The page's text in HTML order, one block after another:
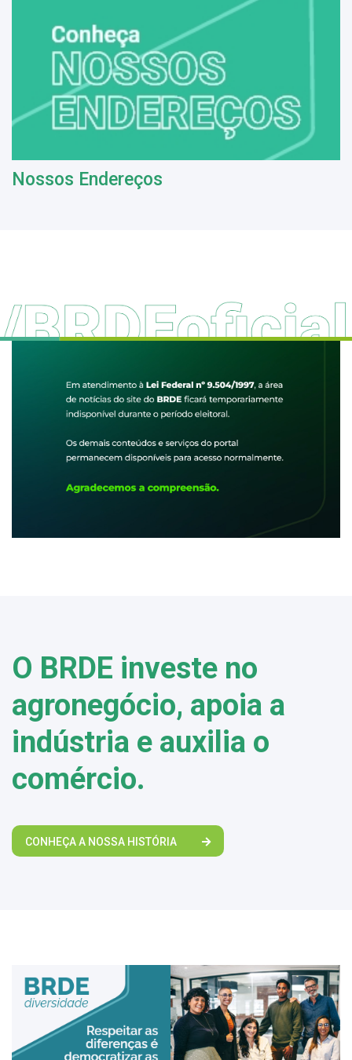
Nossos Endereços
O BRDE investe no
agronegócio, apoia a
indústria e auxilia o
comércio.
CONHEÇA A NOSSA HISTÓRIA